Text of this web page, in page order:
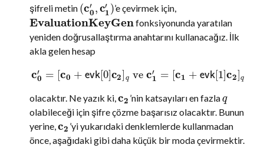
şifreli metin (c′
0,c′
1)’e çevirmek için,
EvaluationKeyGenfonksiyonunda yaratılan
yeniden doğrusallaştırma anahtarını kullanacağız. İlk
akla gelen hesap
c′
0 = [c0 + evk[0]c2] q vec′
1 = [c1 + evk[1]c2]q
olacaktır. Ne yazık ki,c2 ’nin katsayıları en fazlaq
olabileceği için şifre çözme başarısız olacaktır. Bunun
yerine,c2 ’yi yukarıdaki denklemlerde kullanmadan
önce, aşağıdaki gibi daha küçük bir moda çevirmektir.